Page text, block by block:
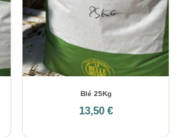
Blé 25Kg
13,50 €